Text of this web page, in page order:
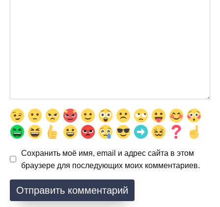
Сохранить моё имя, email и адрес сайта в этом
браузере для последующих моих комментариев.